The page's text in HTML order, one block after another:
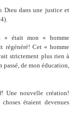
Dieu dans une justice et
» était mon « homme
régénéré! Cet « homme
strictement plus rien à
passé, de mon éducation,
Une nouvelle création!
étaient devenues